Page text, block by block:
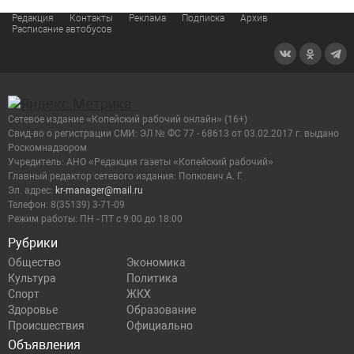
Редакция Контакты Реклама Подписка
Архив
Расписание автобусов
Рубрики
Общество
Экономика
Культура
Политика
Спорт
ЖКХ
Здоровье
Образование
Происшествия
Официально
Объявления
Сетевое издание «Копейский рабочий онлайн» (16+)
Cвид-во о регистрации СМИ: ЭЛ № ФС 77 - 68613 от 03.02.2017 г. выдано
Роскомнадзором
Учредитель: АНО «Редакция газеты «Копейский рабочий»
Главный редактор сетевого издания: Попкович А. Г.
Эл. адрес: kr-manager@mail.ru
Телефон: 8(35139) 3-71-09
Режим работы: ПН - ПТ с 9:00 до 18:00